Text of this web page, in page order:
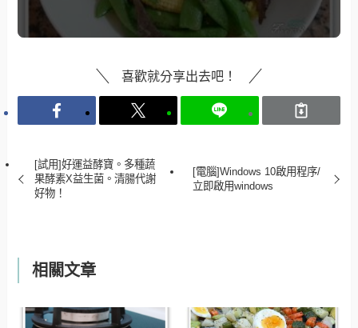
喜歡就分享出去吧！
[試用]好運益酵寶。多種蔬
果酵素X益生菌。清腸代謝
好物！
[電腦]Windows 10啟用程序/
立即啟用windows
相關文章